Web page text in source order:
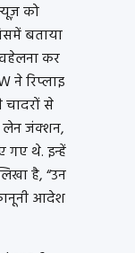
को
बताया
कर
ने रिप्लाइ
चादरों से
लेन जंक्शन,
गए थे. इन्हें
है, “उन
आदेश